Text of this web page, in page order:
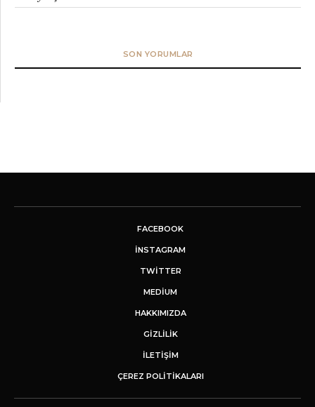
SON YORUMLAR
FACEBOOK
INSTAGRAM
TWITTER
MEDIUM
HAKKIMIZDA
GİZLİLİK
İLETIŞIM
ÇEREZ POLITIKALARI